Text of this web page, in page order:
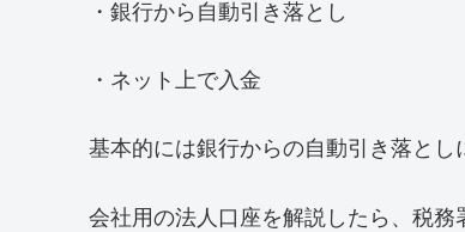
・銀行から自動引き落とし
・ネット上で入金
基本的には銀行からの自動引き落とし
会社用の法人口座を解説したら、税務